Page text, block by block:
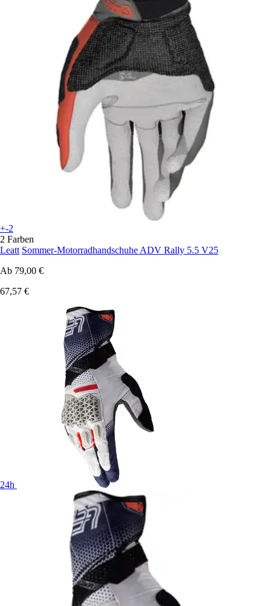
+-2
2 Farben
Leatt Sommer-Motorradhandschuhe ADV Rally 5.5 V25
Ab 79,00 €
67,57 €
24h